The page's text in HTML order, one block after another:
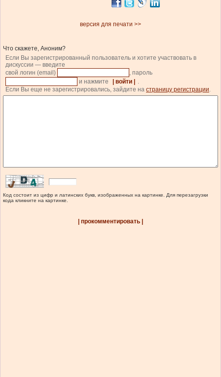
версия для печати >>
Что скажете, Аноним?
Если Вы зарегистрированный пользователь и хотите участвовать в
дискуссии — введите
свой логин (email)
, пароль
и нажмите
| войти |
.
Если Вы еще не зарегистрировались, зайдите на страницу регистрации.
Код состоит из цифр и латинских букв, изображенных на картинке. Для перезагрузки
кода кликните на картинке.
| прокомментировать |